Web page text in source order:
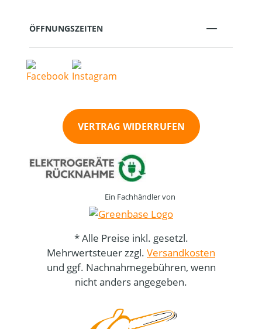
ÖFFNUNGSZEITEN
VERTRAG WIDERRUFEN
Ein Fachhändler von
* Alle Preise inkl. gesetzl.
Mehrwertsteuer zzgl. Versandkosten
und ggf. Nachnahmegebühren, wenn
nicht anders angegeben.